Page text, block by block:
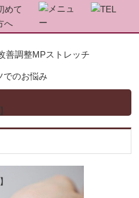
善調整MPストレッチ
でのお悩み